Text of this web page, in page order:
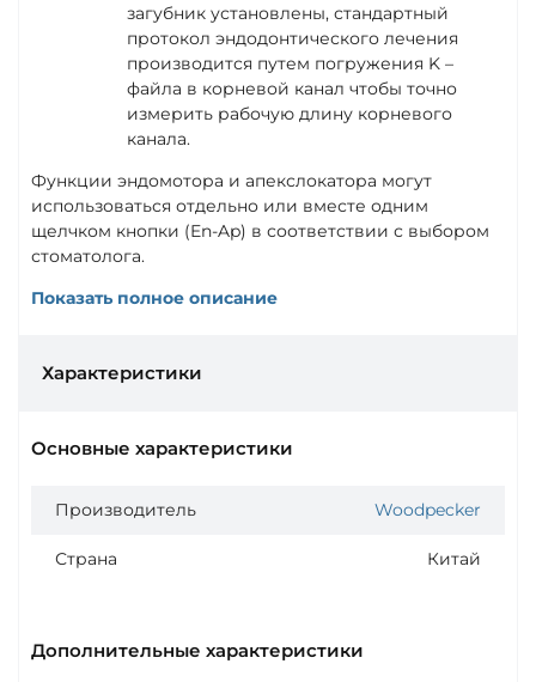
загубник установлены, стандартный
протокол эндодонтического лечения
производится путем погружения K –
файла в корневой канал чтобы точно
измерить рабочую длину корневого
канала.
Функции эндомотора и апекслокатора могут
использоваться отдельно или вместе одним
щелчком кнопки (En-Ap) в соответствии с выбором
стоматолога.
Показать полное описание
Характеристики
Основные характеристики
Производитель Woodpecker
Страна Китай
Дополнительные характеристики